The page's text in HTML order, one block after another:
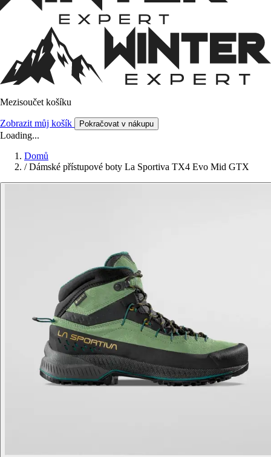
Mezisoučet košíku
Zobrazit můj košík Pokračovat v nákupu
Loading...
Domů
/ Dámské přístupové boty La Sportiva TX4 Evo Mid GTX